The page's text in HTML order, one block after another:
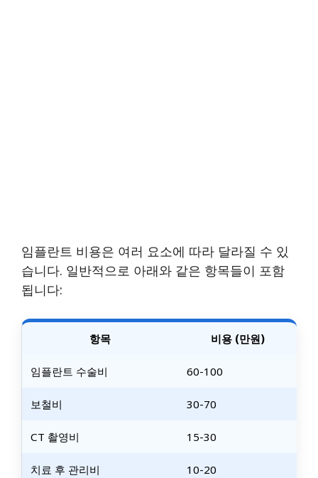
임플란트 비용은 여러 요소에 따라 달라질 수 있
습니다. 일반적으로 아래와 같은 항목들이 포함
됩니다:
항목 비용 (만원)
임플란트 수술비 60-100
보철비 30-70
CT 촬영비 15-30
치료 후 관리비 10-20